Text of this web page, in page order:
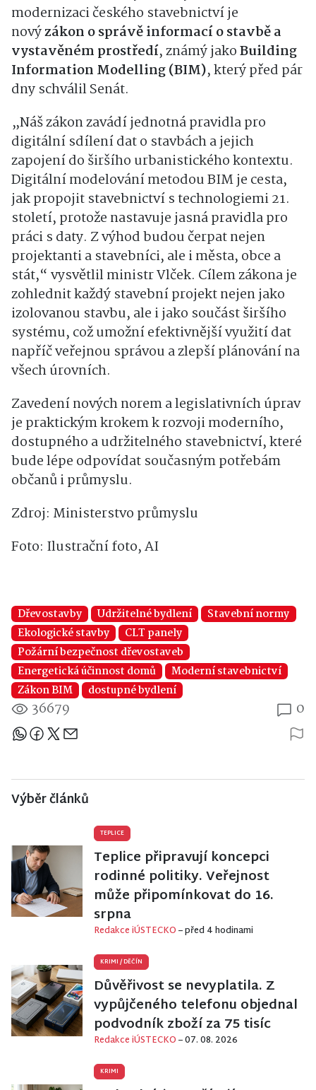
modernizaci českého stavebnictví je
novýzákon o správě informací o stavbě a
vystavěném prostředí, známý jakoBuilding
Information Modelling (BIM), který před pár
dny schválil Senát.
„Náš zákon zavádí jednotná pravidla pro
digitální sdílení dat o stavbách a jejich
zapojení do širšího urbanistického kontextu.
Digitální modelování metodou BIM je cesta,
jak propojit stavebnictví s technologiemi 21.
století, protože nastavuje jasná pravidla pro
práci s daty. Z výhod budou čerpat nejen
projektanti a stavebníci, ale i města, obce a
stát,“ vysvětlil ministr Vlček. Cílem zákona je
zohlednit každý stavební projekt nejen jako
izolovanou stavbu, ale i jako součást širšího
systému, což umožní efektivnější využití dat
napříč veřejnou správou a zlepší plánování na
všech úrovních.
Zavedení nových norem a legislativních úprav
je praktickým krokem k rozvoji moderního,
dostupného a udržitelného stavebnictví, které
bude lépe odpovídat současným potřebám
občanů i průmyslu.
Zdroj: Ministerstvo průmyslu
Foto: Ilustrační foto, AI
Dřevostavby Udržitelné bydlení
Stavební normy
Ekologické stavby
CLT panely
Požární bezpečnost dřevostaveb
Energetická účinnost domů
Moderní stavebnictví
Zákon BIM
dostupné bydlení
36679 0
Sdílejte článek
Výběr článků
TEPLICE
Teplice připravují koncepci
rodinné politiky. Veřejnost
může připomínkovat do 16.
srpna
Redakce iÚSTECKO– před 4 hodinami
KRIMI /DĚČÍN
Důvěřivost se nevyplatila. Z
vypůjčeného telefonu objednal
podvodník zboží za 75 tisíc
Redakce iÚSTECKO– 07. 08. 2026
KRIMI